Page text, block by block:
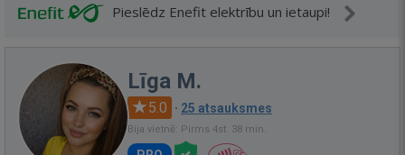
Pieslēdz Enefit elektrību un ietaupi!
Līga M.
5.0 · 25 atsauksmes
Bija vietnē: Pirms 4st. 38 min.